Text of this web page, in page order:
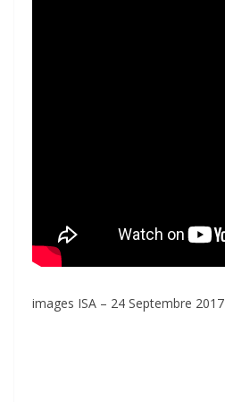
images ISA – 24 Septembre 2017